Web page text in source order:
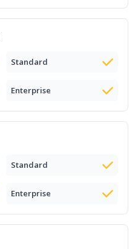
Standard
Enterprise
Standard
Enterprise